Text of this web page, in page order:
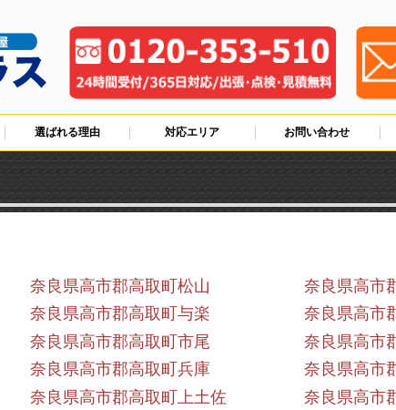
選ばれる理由 対応エリア お問い合わせ
奈良県高市郡高取町松山
奈良県高市
奈良県高市郡高取町与楽
奈良県高市
奈良県高市郡高取町市尾
奈良県高市
奈良県高市郡高取町兵庫
奈良県高市
奈良県高市郡高取町上土佐
奈良県高市